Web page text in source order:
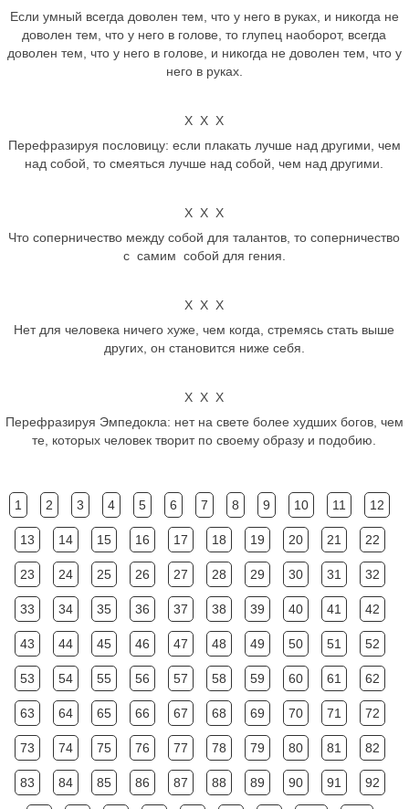
Если умный всегда доволен тем, что у него в руках, и никогда не
доволен тем, что у него в голове, то глупец наоборот, всегда
доволен тем, что у него в голове, и никогда не доволен тем, что у
него в руках.
Х Х Х
Перефразируя пословицу: если плакать лучше над другими, чем
над собой, то смеяться лучше над собой, чем над другими.
Х Х Х
Что соперничество между собой для талантов, то соперничество
с самим собой для гения.
Х Х Х
Нет для человека ничего хуже, чем когда, стремясь стать выше
других, он становится ниже себя.
Х Х Х
Перефразируя Эмпедокла: нет на свете более худших богов, чем
те, которых человек творит по своему образу и подобию.
1 2 3 4 5 6 7 8 9 10 11 12
13 14 15 16 17 18 19 20 21 22
23 24 25 26 27 28 29 30 31 32
33 34 35 36 37 38 39 40 41 42
43 44 45 46 47 48 49 50 51 52
53 54 55 56 57 58 59 60 61 62
63 64 65 66 67 68 69 70 71 72
73 74 75 76 77 78 79 80 81 82
83 84 85 86 87 88 89 90 91 92